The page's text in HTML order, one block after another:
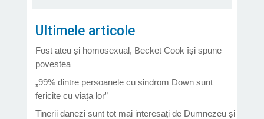
Ultimele articole
Fost ateu și homosexual, Becket Cook își spune
povestea
„99% dintre persoanele cu sindrom Down sunt
fericite cu viața lor”
Tinerii danezi sunt tot mai interesați de Dumnezeu și